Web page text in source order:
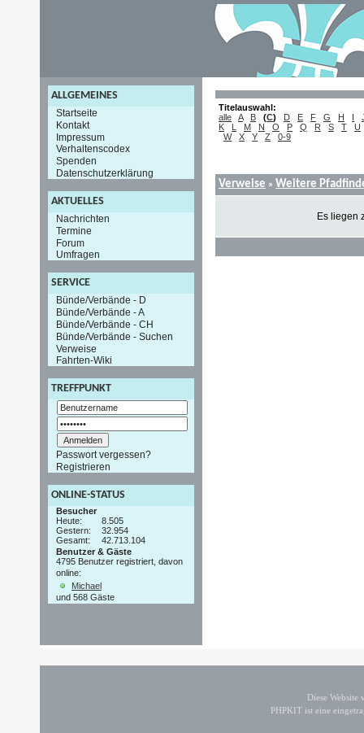
ALLGEMEINES
Startseite
Kontakt
Impressum
Verhaltenscodex
Spenden
Datenschutzerklärung
AKTUELLES
Nachrichten
Termine
Forum
Umfragen
SERVICE
Bünde/Verbände - D
Bünde/Verbände - A
Bünde/Verbände - CH
Bünde/Verbände - Suchen
Verweise
Fahrten-Wiki
TREFFPUNKT
Passwort vergessen?
Registrieren
ONLINE-STATUS
Besucher
Heute:
8.505
Gestern:
32.954
Gesamt:
42.713.104
Benutzer & Gäste
4795 Benutzer registriert, davon
online:
Michael
und 568 Gäste
Titelauswahl:
alle
A B (C) D E F G H I
K
L M N O P Q R S T
U
W
X Y Z 0-9
Verweise » Weitere
Es liegen
Diese
PHPKIT ist eine